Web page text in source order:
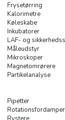
Frysetørring
Kalorimetre
Køleskabe
Inkubatorer
LAF- og
Måleudstyr
Mikroskoper
Magnetomrørere
Partikelanalyse
Pipetter